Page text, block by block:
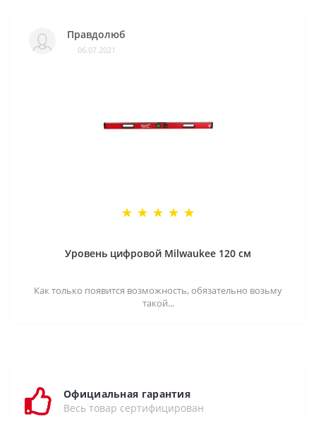
Правдолюб
06.07.2021
Уровень цифровой Milwaukee 120 см
Как только появится возможность, обязательно возьму
такой...
Официальная гарантия
Весь товар сертифицирован